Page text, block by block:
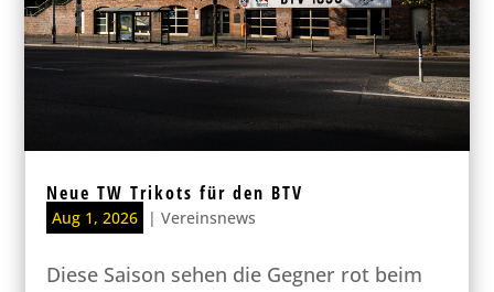
Neue TW Trikots für den BTV
Aug 1, 2026 |Vereinsnews
Diese Saison sehen die Gegner rot beim